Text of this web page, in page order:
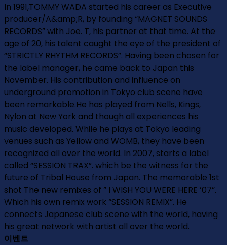
In 1991,TOMMY WADA started his career as Executive
producer/A&amp;R, by founding “MAGNET SOUNDS
RECORDS” with Joe. T, his partner at that time. At the
age of 20, his talent caught the eye of the president of
“STRICTLY RHYTHM RECORDS”. Having been chosen for
the label manager, he came back to Japan this
November. His contribution and influence on
underground promotion in Tokyo club scene have
been remarkable.He has played from Nells, Kings,
Nylon at New York and though all experiences his
music developed. While he plays at Tokyo leading
venues such as Yellow and WOMB, they have been
recognized all over the world. In 2007, starts a label
called “SESSION TRAX”. which be the witness for the
future of Tribal House from Japan. The memorable 1st
shot The new remixes of ” I WISH YOU WERE HERE ’07”.
Which his own remix work “SESSION REMIX”. He
connects Japanese club scene with the world, having
his great network with artist all over the world.
이벤트